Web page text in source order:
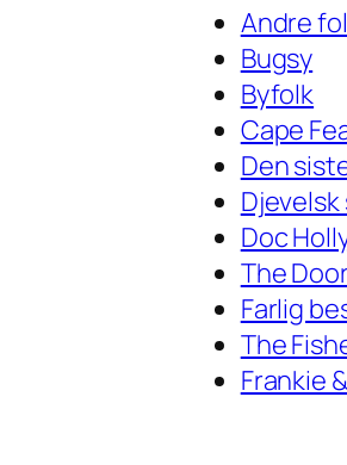
Andre
Bugsy
Byfolk
Cape
Den
Djevelsk
Doc
The
Farlig
The
Frankie